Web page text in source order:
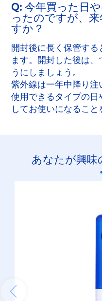
Q: 今年買った日
ったのですが、
すか？
開封後に長く保管す
ます。開封した後は
うにしましょう。
紫外線は一年中降り
使用できるタイプの日
してお使いになること
あなたが興味